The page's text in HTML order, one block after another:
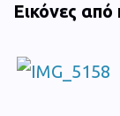
Εικόνες